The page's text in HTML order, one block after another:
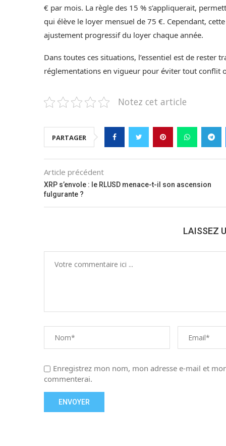
€ par mois. La règle des 15 % s’appliquerait,
qui élève le loyer mensuel de 75 €. Cependant,
ajustement progressif du loyer chaque année.
Dans toutes ces situations, l’essentiel est de rester
réglementations en vigueur pour éviter tout conflit
Notez cet article
PARTAGER
Article précédent
XRP s’envole : le RLUSD menace-t-il son ascension
fulgurante ?
LAISSEZ
Enregistrez mon nom, mon adresse e-mail et
commenterai.